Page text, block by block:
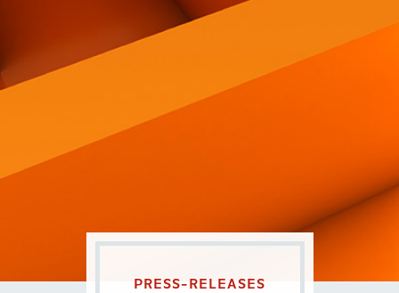
PRESS-RELEASES